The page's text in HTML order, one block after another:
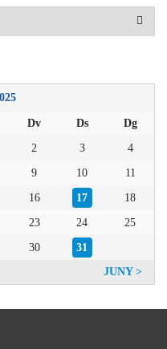
Dv Ds Dg
2 3 4
9 10 11
16 17 18
23 24 25
30
31
JUNY